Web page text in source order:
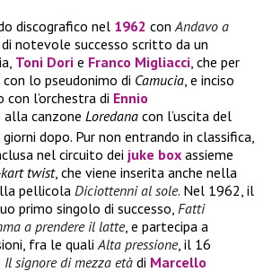
discografico nel 1962 con Andavo a
di notevole successo scritto da un
Toni Dori e Franco Migliacci , che per
con lo pseudonimo di Camucia , e inciso
l’orchestra di Ennio
alla canzone Loredana con l’uscita del
dopo. Pur non entrando in classifica,
nel circuito dei juke box assieme
kart twist, che viene inserita anche nella
pellicola Diciottenni al sole. Nel 1962, il
primo singolo di successo, Fatti
a prendere il latte, e partecipa a
fra le quali Alta pressione, il 16
Il signore di mezza età di Marcello